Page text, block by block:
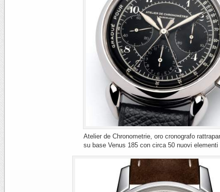
Atelier de Chronometrie, oro cronografo
su base Venus 185 con circa 50 nuovi elementi